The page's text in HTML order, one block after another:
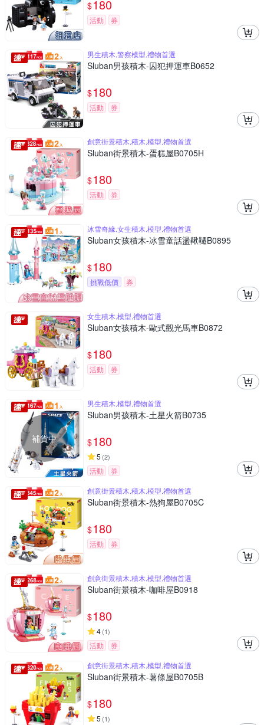
$180
活動 券
男生積木,警察模型,禮物首選
Sluban男孩積木-囚犯押運車B0652
$180
活動 券
創意街景積木,積木,模型,禮物首選
Sluban街景積木-蛋糕屋B0705H
$180
活動 券
冰雪奇緣,女生積木,模型,禮物首選
Sluban女孩積木-冰雪童話盪鞦韆B0895
$180
挑戰低價 券
女生積木,模型,禮物首選
Sluban女孩積木-歐式觀光馬車B0872
$180
活動 券
補貨中
男生積木,模型,禮物首選
Sluban男孩積木-土星火箭B0735
$180
5 (2)
活動
券
創意街景積木,積木,模型,禮物首選
Sluban街景積木-熱狗屋B0705C
$180
活動 券
創意街景積木,積木,模型,禮物首選
Sluban街景積木-咖啡屋B0918
$180
4(1)
活動
券
創意街景積木,積木,模型,禮物首選
Sluban街景積木-薯條屋B0705B
$180
5 (1)